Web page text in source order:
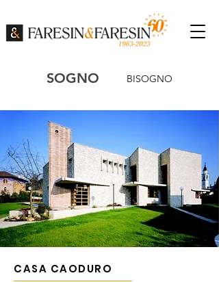
SOGNO BISOGNO
CASA CAODURO